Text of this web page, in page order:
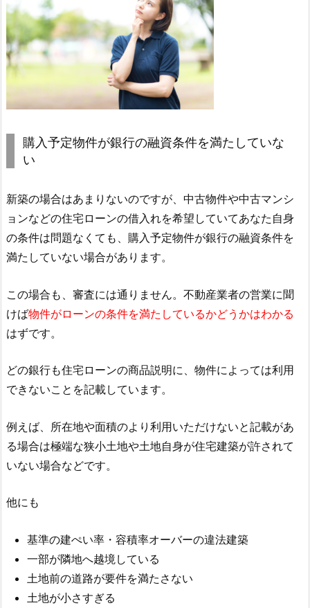
購入予定物件が銀行の融資条件を満たしていな
い
新築の場合はあまりないのですが、中古物件や中古マンシ
ョンなどの住宅ローンの借入れを希望していてあなた自身
の条件は問題なくても、購入予定物件が銀行の融資条件を
満たしていない場合があります。
この場合も、審査には通りません。不動産業者の営業に聞
けば物件がローンの条件を満たしているかどうかはわかる
はずです。
どの銀行も住宅ローンの商品説明に、物件によっては利用
できないことを記載しています。
例えば、所在地や面積のより利用いただけないと記載があ
る場合は極端な狭小土地や土地自身が住宅建築が許されて
いない場合などです。
他にも
基準の建ぺい率・容積率オーバーの違法建築
一部が隣地へ越境している
土地前の道路が要件を満たさない
土地が小さすぎる